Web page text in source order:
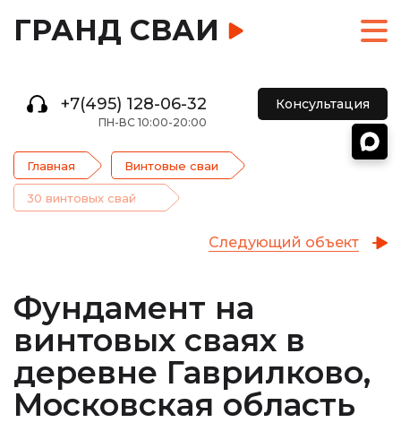
ГРАНД СВАИ
+7(495) 128-06-32
ПН-ВС 10:00-20:00
Консультация
Главная Винтовые сваи
30 винтовых свай
Следующий объект
Фундамент на
винтовых сваях в
деревне Гаврилково,
Московская область